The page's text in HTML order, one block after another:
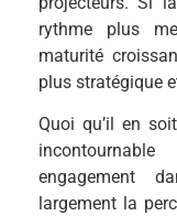
rythme plus
maturité
plus stratégique
Quoi qu’il en
engagement
largement la